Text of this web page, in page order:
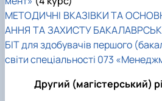
МЕТОДИЧНІ ВКАЗІВКИ ТА
АННЯ ТА ЗАХИСТУ
БІТ для здобувачів першого
світи спеціальності 073
Другий (магістерський)